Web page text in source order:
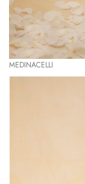
MEDINACELLI